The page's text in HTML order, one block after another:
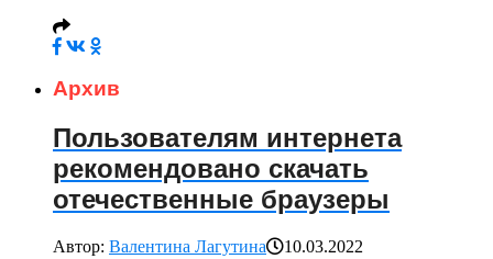
Архив
Пользователям интернета
рекомендовано скачать
отечественные браузеры
Автор: Валентина Лагутина 10.03.2022